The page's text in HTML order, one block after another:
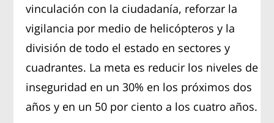
vinculación con la ciudadanía, reforzar la
vigilancia por medio de helicópteros y la
división de todo el estado en sectores y
cuadrantes. La meta es reducir los niveles de
inseguridad en un 30% en los próximos dos
años y en un 50 por ciento a los cuatro años.